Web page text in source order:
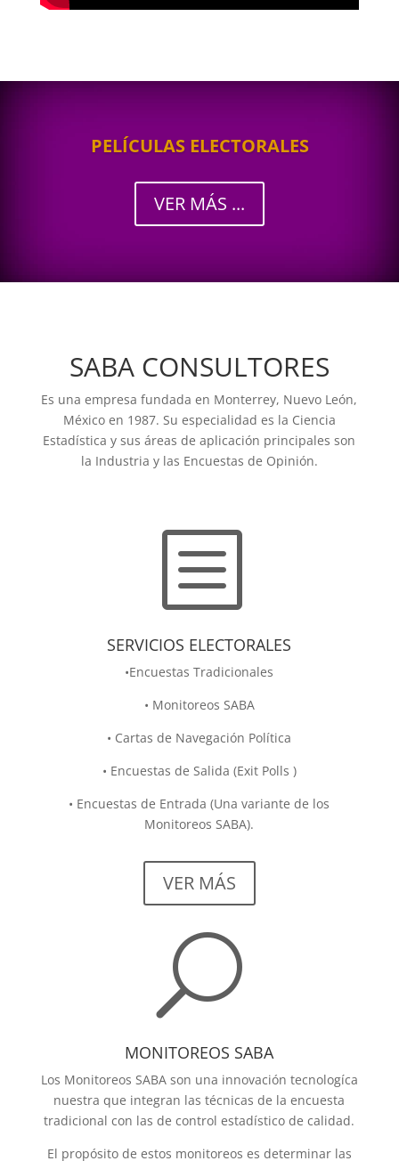
PELÍCULAS ELECTORALES
VER MÁS ...
SABA CONSULTORES
Es una empresa fundada en Monterrey, Nuevo León,
México en 1987. Su especialidad es la Ciencia
Estadística y sus áreas de aplicación principales son
la Industria y las Encuestas de Opinión.
b
SERVICIOS ELECTORALES
•Encuestas Tradicionales
• Monitoreos SABA
• Cartas de Navegación Política
• Encuestas de Salida (Exit Polls )
• Encuestas de Entrada (Una variante de los
Monitoreos SABA).
VER MÁS
U
MONITOREOS SABA
Los Monitoreos SABA son una innovación tecnologíca
nuestra que integran las técnicas de la encuesta
tradicional con las de control estadístico de calidad.
El propósito de estos monitoreos es determinar las